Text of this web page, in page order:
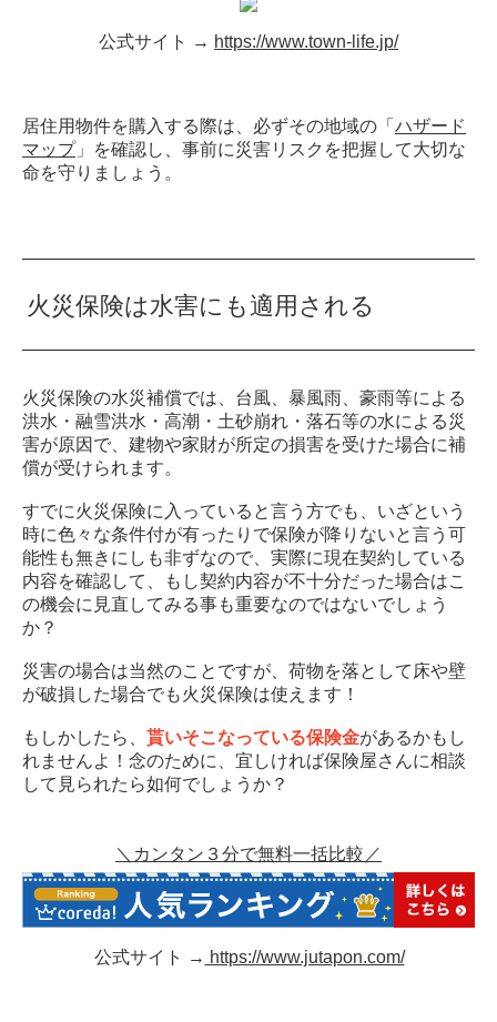
公式サイト → https://www.town-life.jp/
居住用物件を購入する際は、必ずその地域の「 ハザード
マップ」を確認し、事前に災害リスクを把握して大切な
命を守りましょう。
火災保険は水害にも適用される
火災保険の水災補償では、台風、暴風雨、豪雨等による
洪水・融雪洪水・高潮・土砂崩れ・落石等の水による災
害が原因で、建物や家財が所定の損害を受けた場合に補
償が受けられます。
すでに火災保険に入っていると言う方でも、いざという
時に色々な条件付が有ったりで保険が降りないと言う可
能性も無きにしも非ずなので、実際に現在契約している
内容を確認して、もし契約内容が不十分だった場合はこ
の機会に見直してみる事も重要なのではないでしょう
か？
災害の場合は当然のことですが、荷物を落として床や壁
が破損した場合でも火災保険は使えます！
もしかしたら、 貰いそこなっている保険金があるかもし
れませんよ！念のために、宜しければ保険屋さんに相談
して見られたら如何でしょうか？
＼カンタン３分で無料一括比較／
公式サイト → https://www.jutapon.com/